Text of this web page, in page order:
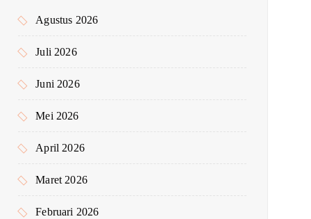
:
Agustus 2026
Juli 2026
Juni 2026
Mei 2026
April 2026
Maret 2026
Februari 2026